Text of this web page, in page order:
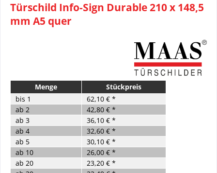
Türschild Info-Sign Durable 210 x 148,5
mm A5 quer
Menge
Stückpreis
bis 1
62,10 € *
ab 2
42,80 € *
ab 3
36,10 € *
ab 4
32,60 € *
ab 5
30,10 € *
ab 10
26,00 € *
ab 20
23,20 € *